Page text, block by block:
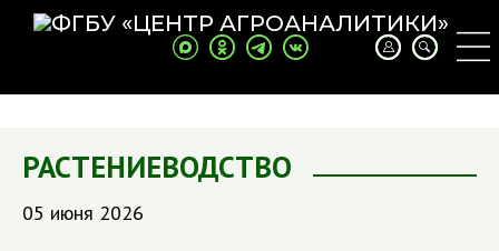
РАСТЕНИЕВОДСТВО
05 июня 2026